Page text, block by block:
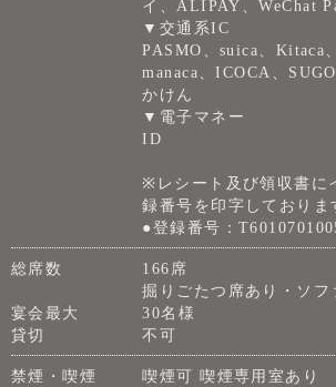
イ、ALIPAY、WeChat
▼交通系IC
PASMO、suica、Kitaca
manaca、ICOCA、
かけん
▼電子マネー
ID
※レシート及び領収書に
録番号を印字しておりま
●登録番号：
総席数
166席
掘りごたつ席あり・ソフ
宴会最大
30名様
貸切
不可
禁煙・喫煙
喫煙可 喫煙専用室あり